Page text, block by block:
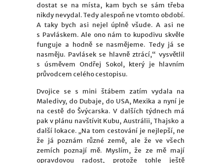
dostat se na místa, kam bych se sám třeba
nikdy nevydal. Tedy alespoň ne v tomto období.
A taky bych asi nejel úplně všude. A asi ne
s Pavláskem. Ale ono nám to kupodivu skvěle
funguje a hodně se nasmějeme. Tedy já se
nasměju. Pavlásek se hlavně ztrácí,“ vysvětlil
s úsměvem Ondřej Sokol, který je hlavním
průvodcem celého cestopisu.
Dvojice se s mini štábem zatím vydala na
Maledivy, do Dubaje, do USA, Mexika a nyní je
na cestě do Švýcarska. V dalších týdnech má
pak v plánu navštívit Kubu, Austrálii, Thajsko a
další lokace. „Na tom cestování je nejlepší, ne
že já poznám různé země, ale že ve všech
zemích poznají mě. Myslím, že ze mě mají
opravdovou radost, protože tohle ještě